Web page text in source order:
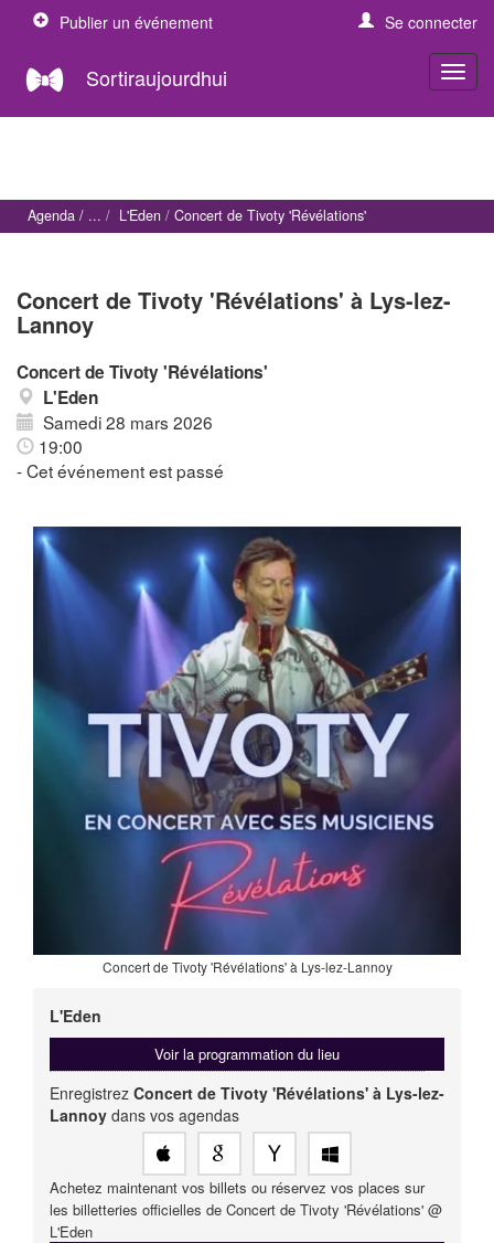
Publier un événement Se connecter
Sortiraujourdhui
Agenda L'Eden Concert de Tivoty 'Révélations'
Concert de Tivoty 'Révélations' à Lys-lez-
Lannoy
Concert de Tivoty 'Révélations'
L'Eden
Samedi 28 mars 2026
19:00
- Cet événement est passé
Concert de Tivoty 'Révélations' à Lys-lez-Lannoy
L'Eden
Voir la programmation du lieu
Enregistrez Concert de Tivoty 'Révélations' à Lys-lez-
Lannoy dans vos agendas
Achetez maintenant vos billets ou réservez vos places sur
les billetteries officielles de Concert de Tivoty 'Révélations' @
L'Eden